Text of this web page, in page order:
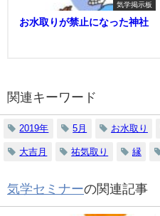
気学掲示板
お水取りが禁止になった神社
関連キーワード
2019年 5月 お水取り
大吉月 祐気取り 縁
気学セミナーの関連記事